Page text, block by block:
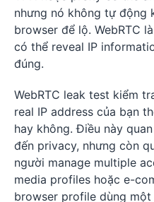
nhưng nó không tự động
browser để lộ. WebRTC
có thể reveal IP
đúng.
WebRTC leak test kiểm
real IP address của bạn
hay không. Điều này
đến privacy, nhưng còn
người manage multiple
media profiles hoặc e-
browser profile dùng một